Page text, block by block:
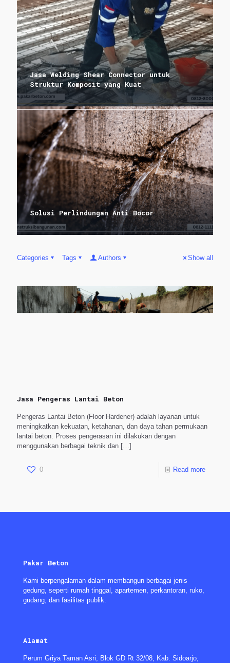
Jasa Welding Shear Connector untuk
Struktur Komposit yang Kuat
Solusi Perlindungan Anti Bocor
Categories Tags Authors Show all
Jasa Pengeras Lantai Beton
Pengeras Lantai Beton (Floor Hardener) adalah layanan untuk
meningkatkan kekuatan, ketahanan, dan daya tahan permukaan
lantai beton. Proses pengerasan ini dilakukan dengan
menggunakan berbagai teknik dan […]
0 Read more
Pakar Beton
Kami berpengalaman dalam membangun berbagai jenis
gedung, seperti rumah tinggal, apartemen, perkantoran, ruko,
gudang, dan fasilitas publik.
Alamat
Perum Griya Taman Asri, Blok GD Rt 32/08, Kab. Sidoarjo,